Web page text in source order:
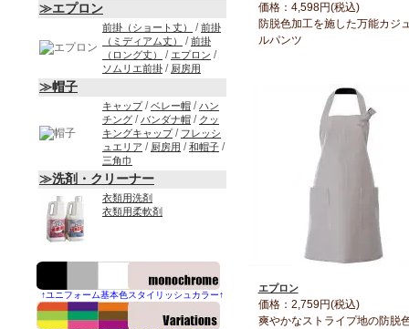
価格：4,598円(税込)
防脱色加工を施した万能カジ
ルパンツ
エプロン
価格：2,759円(税込)
爽やかなストライプ地の防脱
≫エプロン
前掛（ショート丈） /前掛
（ミディアム丈）
/前掛
（ロング丈）
/ エプロン /
ソムリエ前掛 / 厨房用
≫帽子
キャップ/ベレー帽 /ハン
チング / バンダナ帽 / クッ
キングキャップ/ フレッシ
ュエリア / 厨房用 /和帽子 /
三角巾
≫洗剤・クリーナー
衣類用洗剤
衣類用柔軟剤
↑ユニフォーム基本色スタイリッシュカラー↑